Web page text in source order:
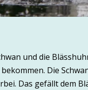
und die
Die
Das gefällt dem